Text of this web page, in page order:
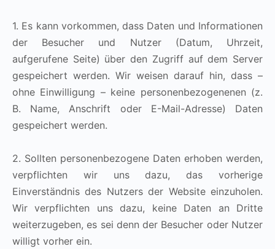
1. Es kann vorkommen, dass Daten und Informationen
der Besucher und Nutzer (Datum, Uhrzeit,
aufgerufene Seite) über den Zugriff auf dem Server
gespeichert werden. Wir weisen darauf hin, dass –
ohne Einwilligung – keine personenbezogenenen (z.
B. Name, Anschrift oder E-Mail-Adresse) Daten
gespeichert werden.
2. Sollten personenbezogene Daten erhoben werden,
verpflichten wir uns dazu, das vorherige
Einverständnis des Nutzers der Website einzuholen.
Wir verpflichten uns dazu, keine Daten an Dritte
weiterzugeben, es sei denn der Besucher oder Nutzer
willigt vorher ein.